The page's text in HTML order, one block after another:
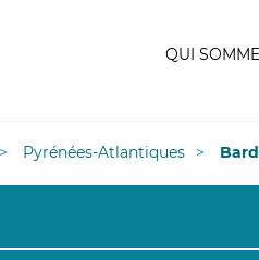
QUI
Pyrénées-Atlantiques